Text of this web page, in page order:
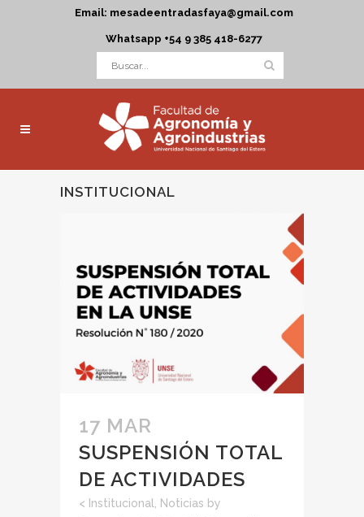
Email: mesadeentradasfaya@gmail.com
Whatsapp +54 9 385 418-6277
INSTITUCIONAL
17 MAR
SUSPENSIÓN TOTAL
DE ACTIVIDADES
< Institucional, Noticias by